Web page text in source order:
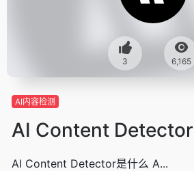
3 6,165
AI内容检测
AI Content Detector
AI Content Detector是什么 A...